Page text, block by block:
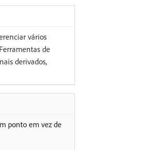
vários
de
derivados,
ponto em vez de